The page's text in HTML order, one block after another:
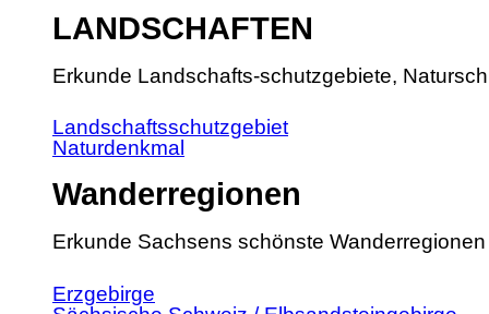
LANDSCHAFTEN
Erkunde Landschafts-schutzgebiete,
Landschaftsschutzgebiet
Naturdenkmal
Wanderregionen
Erkunde Sachsens schönste Wanderregionen
Erzgebirge